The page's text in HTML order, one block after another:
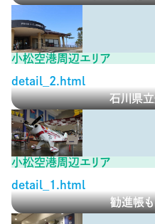
小松空港周辺エリア
detail_2.html
石川県
小松空港周辺エリア
detail_1.html
勧進帳